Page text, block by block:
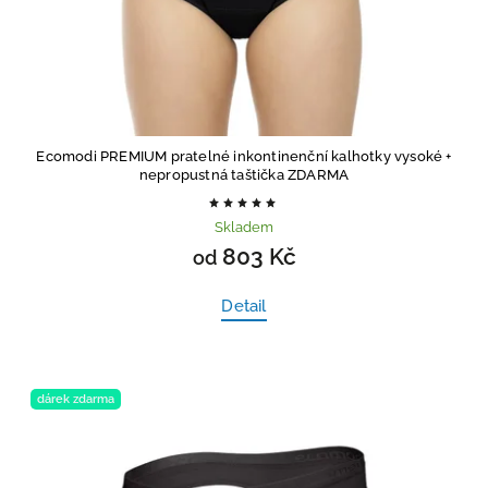
Ecomodi PREMIUM pratelné inkontinenční kalhotky vysoké+
nepropustná taštička ZDARMA
Skladem
od803 Kč
Detail
dárek zdarma